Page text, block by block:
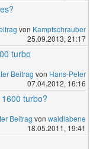
von Kampfschrauber
25.09.2013, 21:17
turbo
Beitrag von Hans-Peter
07.04.2012, 16:16
turbo?
Beitrag von waidlabene
18.05.2011, 19:41